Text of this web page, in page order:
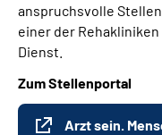
anspruchsvolle
einer der
Dienst.
Zum Stellenportal
Arzt sein.